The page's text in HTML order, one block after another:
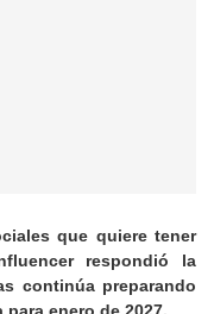
que quiere tener
respondió la
continúa preparando
enero de 2027.